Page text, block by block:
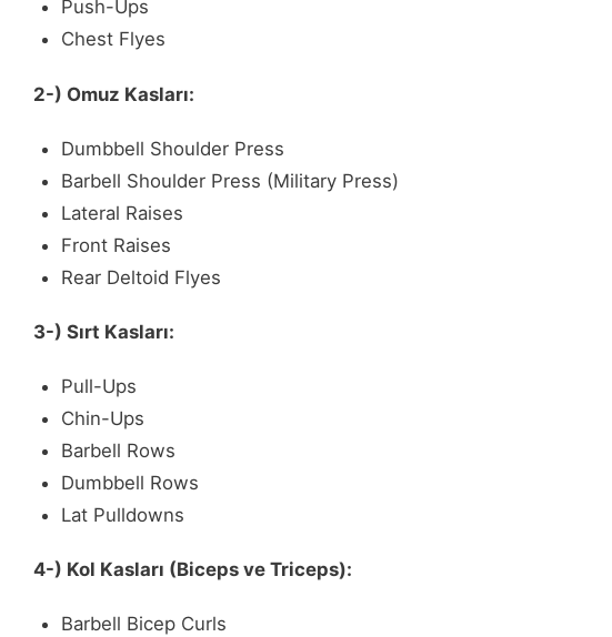
Push-Ups
Chest Flyes
2-) Omuz Kasları:
Dumbbell Shoulder Press
Barbell Shoulder Press (Military Press)
Lateral Raises
Front Raises
Rear Deltoid Flyes
3-) Sırt Kasları:
Pull-Ups
Chin-Ups
Barbell Rows
Dumbbell Rows
Lat Pulldowns
4-) Kol Kasları (Biceps ve Triceps):
Barbell Bicep Curls